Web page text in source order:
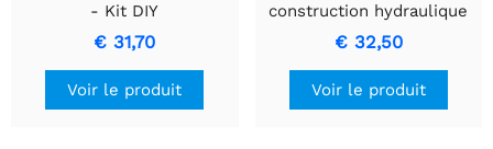
- Kit DIY
€ 31,70
Voir le produit
construction hydraulique
solaire 12 en 1
€ 32,50
Voir le produit